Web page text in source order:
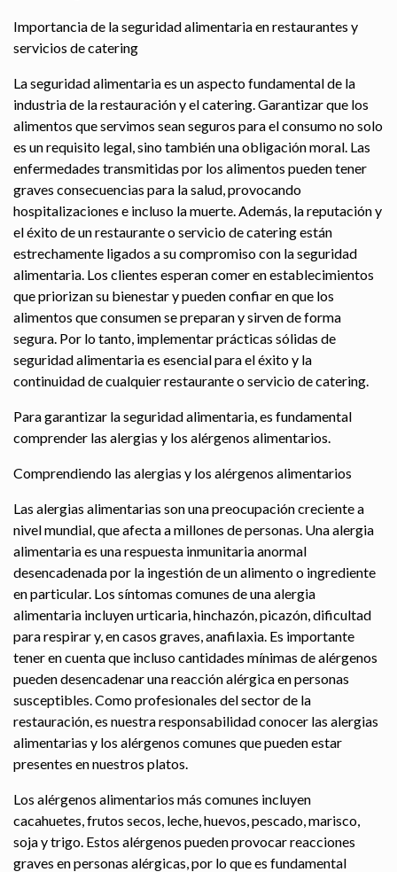
Importancia de la seguridad alimentaria en restaurantes y
servicios de catering
La seguridad alimentaria es un aspecto fundamental de la
industria de la restauración y el catering. Garantizar que los
alimentos que servimos sean seguros para el consumo no solo
es un requisito legal, sino también una obligación moral. Las
enfermedades transmitidas por los alimentos pueden tener
graves consecuencias para la salud, provocando
hospitalizaciones e incluso la muerte. Además, la reputación y
el éxito de un restaurante o servicio de catering están
estrechamente ligados a su compromiso con la seguridad
alimentaria. Los clientes esperan comer en establecimientos
que priorizan su bienestar y pueden confiar en que los
alimentos que consumen se preparan y sirven de forma
segura. Por lo tanto, implementar prácticas sólidas de
seguridad alimentaria es esencial para el éxito y la
continuidad de cualquier restaurante o servicio de catering.
Para garantizar la seguridad alimentaria, es fundamental
comprender las alergias y los alérgenos alimentarios.
Comprendiendo las alergias y los alérgenos alimentarios
Las alergias alimentarias son una preocupación creciente a
nivel mundial, que afecta a millones de personas. Una alergia
alimentaria es una respuesta inmunitaria anormal
desencadenada por la ingestión de un alimento o ingrediente
en particular. Los síntomas comunes de una alergia
alimentaria incluyen urticaria, hinchazón, picazón, dificultad
para respirar y, en casos graves, anafilaxia. Es importante
tener en cuenta que incluso cantidades mínimas de alérgenos
pueden desencadenar una reacción alérgica en personas
susceptibles. Como profesionales del sector de la
restauración, es nuestra responsabilidad conocer las alergias
alimentarias y los alérgenos comunes que pueden estar
presentes en nuestros platos.
Los alérgenos alimentarios más comunes incluyen
cacahuetes, frutos secos, leche, huevos, pescado, marisco,
soja y trigo. Estos alérgenos pueden provocar reacciones
graves en personas alérgicas, por lo que es fundamental